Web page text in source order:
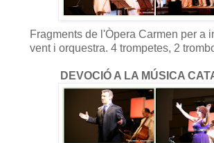
Fragments de l'Òpera Carmen per a
vent i orquestra. 4 trompetes, 2
DEVOCIÓ A LA MÚSICA